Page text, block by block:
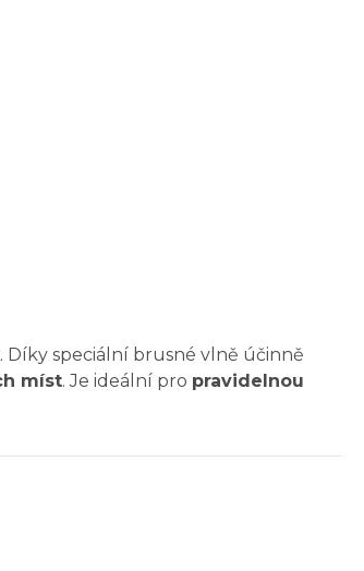
. Díky speciální brusné vlně účinně
míst. Je ideální pro pravidelnou